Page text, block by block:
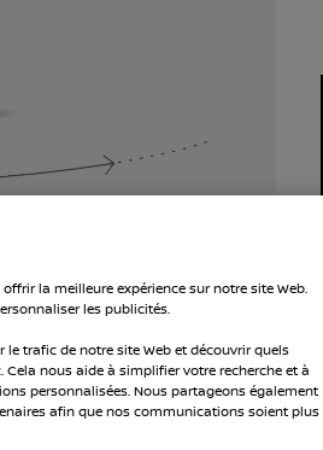
la meilleure expérience sur notre site Web.
les publicités.
trafic de notre site Web et découvrir quels
nous aide à simplifier votre recherche et à
personnalisées. Nous partageons également
afin que nos communications soient plus